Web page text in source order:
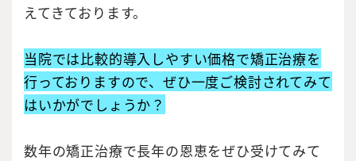
えてきております。
当院では比較的導入しやすい価格で矯正治療を
行っておりますので、ぜひ一度ご検討されてみて
はいかがでしょうか？
数年の矯正治療で長年の恩恵をぜひ受けてみて